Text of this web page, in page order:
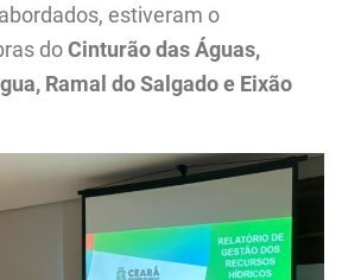
estiveram o
doCinturão das Águas,
Ramal do Salgado e Eixão